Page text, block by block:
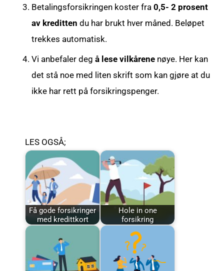
Betalingsforsikringen koster fra 0,5- 2 prosent
av kreditten du har brukt hver måned. Beløpet
trekkes automatisk.
Vi anbefaler deg å lese vilkårenenøye. Her kan
det stå noe med liten skrift som kan gjøre at du
ikke har rett på forsikringspenger.
LES OGSÅ;
Få gode forsikringer
med kredittkort
Hole in one
forsikring